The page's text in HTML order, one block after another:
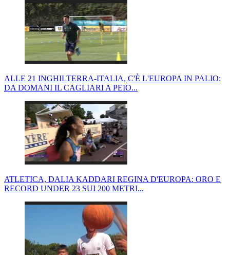
ALLE 21 INGHILTERRA-ITALIA, C'È L'EUROPA IN PALIO:
DA DOMANI IL CAGLIARI A PEIO...
ATLETICA, DALIA KADDARI REGINA D'EUROPA: ORO E
RECORD UNDER 23 SUI 200 METRI...